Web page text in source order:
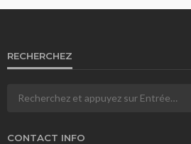
RECHERCHEZ
CONTACT INFO